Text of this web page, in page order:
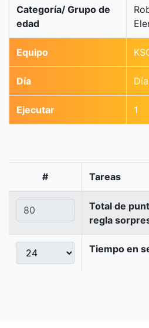
Categoría/ Grupo de
edad
Equipo
Día
Ejecutar 1
# Tareas
Total de
regla
Tiempo en